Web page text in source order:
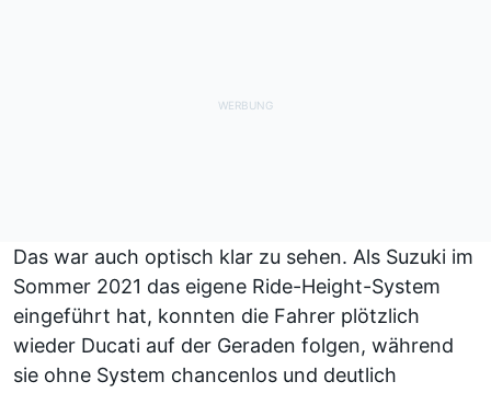
Das war auch optisch klar zu sehen. Als Suzuki im
Sommer 2021 das eigene Ride-Height-System
eingeführt hat, konnten die Fahrer plötzlich
wieder Ducati auf der Geraden folgen, während
sie ohne System chancenlos und deutlich